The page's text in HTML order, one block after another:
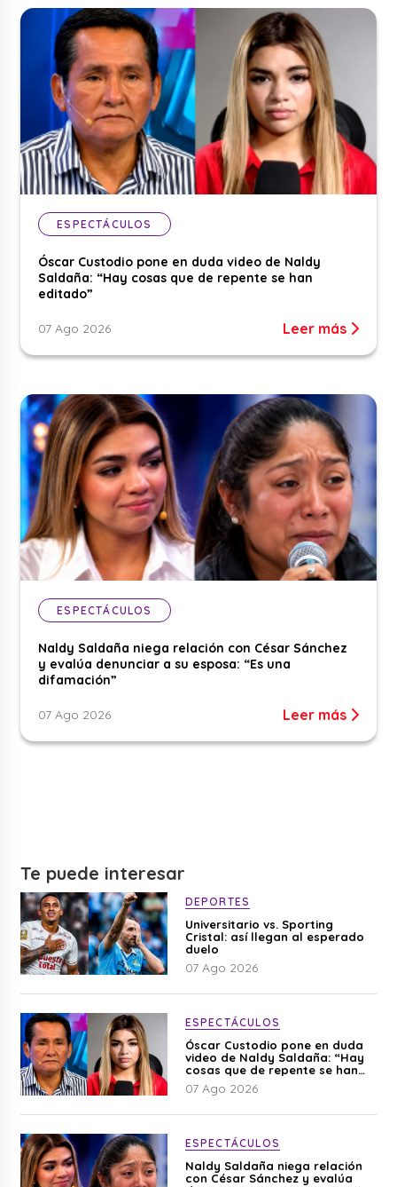
ESPECTÁCULOS
Óscar Custodio pone en duda video de Naldy
Saldaña: “Hay cosas que de repente se han
editado”
07 Ago 2026 Leer más
ESPECTÁCULOS
Naldy Saldaña niega relación con César Sánchez
y evalúa denunciar a su esposa: “Es una
difamación”
07 Ago 2026 Leer más
Te puede interesar
DEPORTES
Universitario vs. Sporting
Cristal: así llegan al esperado
duelo
07 Ago 2026
ESPECTÁCULOS
Óscar Custodio pone en duda
video de Naldy Saldaña: “Hay
cosas que de repente se han
editado”
07 Ago 2026
ESPECTÁCULOS
Naldy Saldaña niega relación
con César Sánchez y evalúa